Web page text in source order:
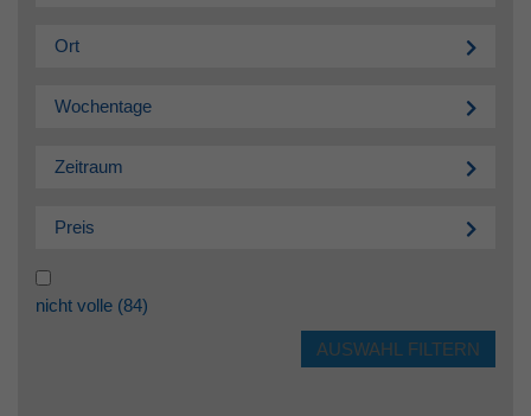
Ort
Wochentage
Zeitraum
Preis
nicht volle (84)